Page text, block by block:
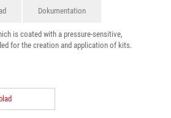
Dokumentation
is coated with a pressure-sensitive,
for the creation and application of kits.